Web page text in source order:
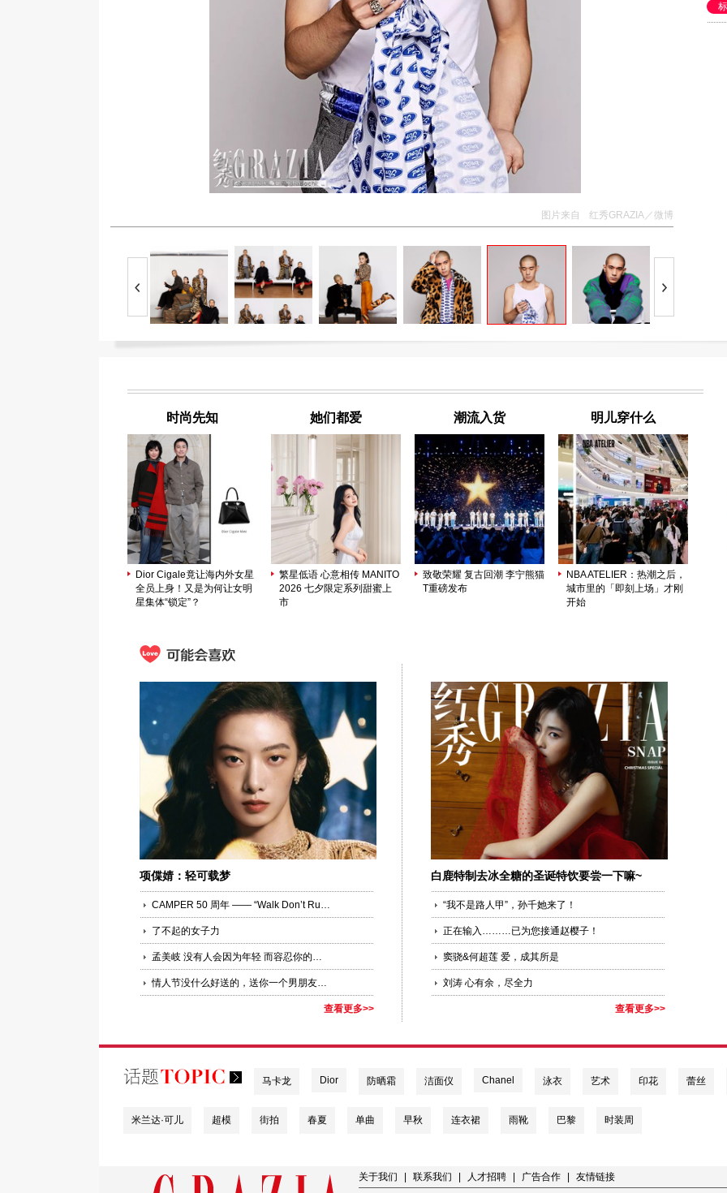
图片来自 红秀GRAZIA／微博
时尚先知
Dior Cigale竟让海内外女星
全员上身！又是为何让女明
星集体“锁定”？
她们都爱
繁星低语 心意相传 MANITO
2026 七夕限定系列甜蜜上
市
潮流入货
致敬荣耀 复古回潮 李宁熊猫
T重磅发布
明儿穿什么
NBA ATELIER：热潮之后，
城市里的「即刻上场」才刚
开始
项偞婧：轻可载梦
CAMPER 50 周年 —— “Walk Don’t Run”，是一种生活态度
了不起的女子力
孟美岐 没有人会因为年轻 而容忍你的一切
情人节没什么好送的，送你一个男朋友陈哲远吧
查看更多>>
白鹿特制去冰全糖的圣诞特饮要尝一下嘛~
“我不是路人甲”，孙千她来了！
正在输入………已为您接通赵樱子！
窦骁&何超莲 爱，成其所是
刘涛 心有余，尽全力
查看更多>>
马卡龙 Dior 防晒霜 洁面仪 Chanel 泳衣 艺术 印花 蕾丝
米兰达·可儿 超模 街拍 春夏 单曲 早秋 连衣裙 雨靴 巴黎 时装周
关于我们 联系我们 人才招聘 广告合作 友情链接